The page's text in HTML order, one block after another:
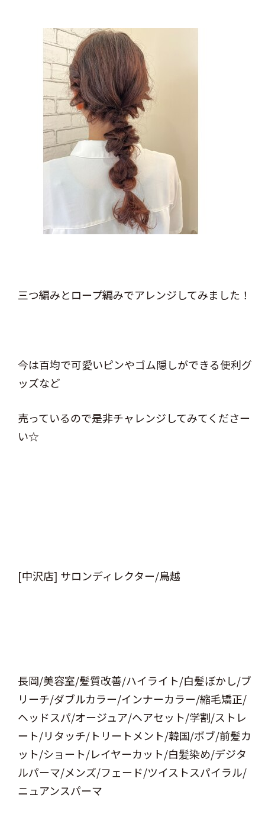
三つ編みとロープ編みでアレンジしてみました！
今は百均で可愛いピンやゴム隠しができる便利グ
ッズなど
売っているので是非チャレンジしてみてくださー
い☆
[中沢店] サロンディレクター/鳥越
長岡/美容室/髪質改善/ハイライト/白髪ぼかし/ブ
リーチ/ダブルカラー/インナーカラー/縮毛矯正/
ヘッドスパ/オージュア/ヘアセット/学割/ストレ
ート/リタッチ/トリートメント/韓国/ボブ/前髪カ
ット/ショート/レイヤーカット/白髪染め/デジタ
ルパーマ/メンズ/フェード/ツイストスパイラル/
ニュアンスパーマ